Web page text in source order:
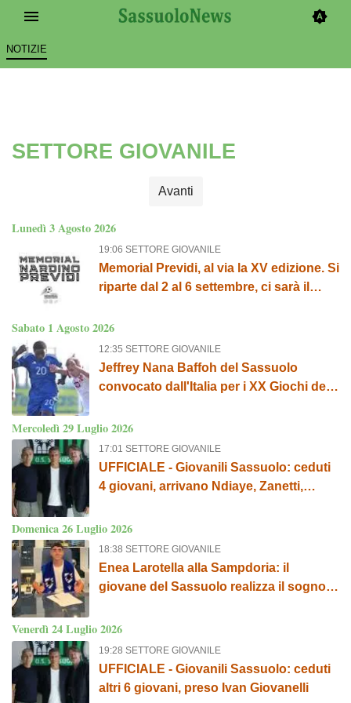
NOTIZIE
SETTORE GIOVANILE
Avanti
Lunedì 3 Agosto 2026
19:06 SETTORE GIOVANILE
Memorial Previdi, al via la XV edizione. Si
riparte dal 2 al 6 settembre, ci sarà il
Sabato 1 Agosto 2026
12:35 SETTORE GIOVANILE
Jeffrey Nana Baffoh del Sassuolo
convocato dall'Italia per i XX Giochi del
Mercoledì 29 Luglio 2026
17:01 SETTORE GIOVANILE
UFFICIALE - Giovanili Sassuolo: ceduti
4 giovani, arrivano Ndiaye, Zanetti,
Domenica 26 Luglio 2026
18:38 SETTORE GIOVANILE
Enea Larotella alla Sampdoria: il
giovane del Sassuolo realizza il sogno
Venerdì 24 Luglio 2026
19:28 SETTORE GIOVANILE
UFFICIALE - Giovanili Sassuolo: ceduti
altri 6 giovani, preso Ivan Giovanelli